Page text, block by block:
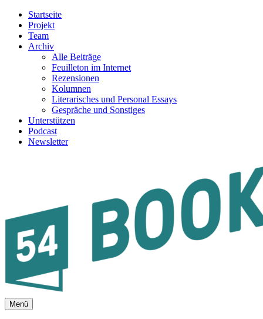
Startseite
Projekt
Team
Archiv
Alle Beiträge
Feuilleton im Internet
Rezensionen
Kolumnen
Literarisches und Personal Essays
Gespräche und Sonstiges
Unterstützen
Podcast
Newsletter
FEUILLETON IM INTERNET
Menü